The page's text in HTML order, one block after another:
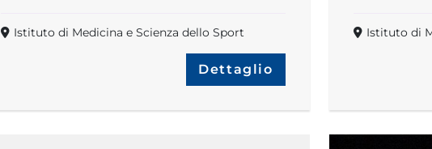
Istituto di Medicina e Scienza dello Sport
Dettaglio
Istituto di